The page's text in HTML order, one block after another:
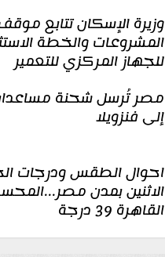
وزيرة الإسكان تتابع
المشروعات والخطة
للجهاز المركزي للتعمير
مصر تُرسل شحنة
إلى فنزويلا
احوال الطقس ودرجات
الاثنين بمدن
القاهرة 39 درجة